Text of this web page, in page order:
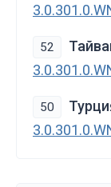
52
50